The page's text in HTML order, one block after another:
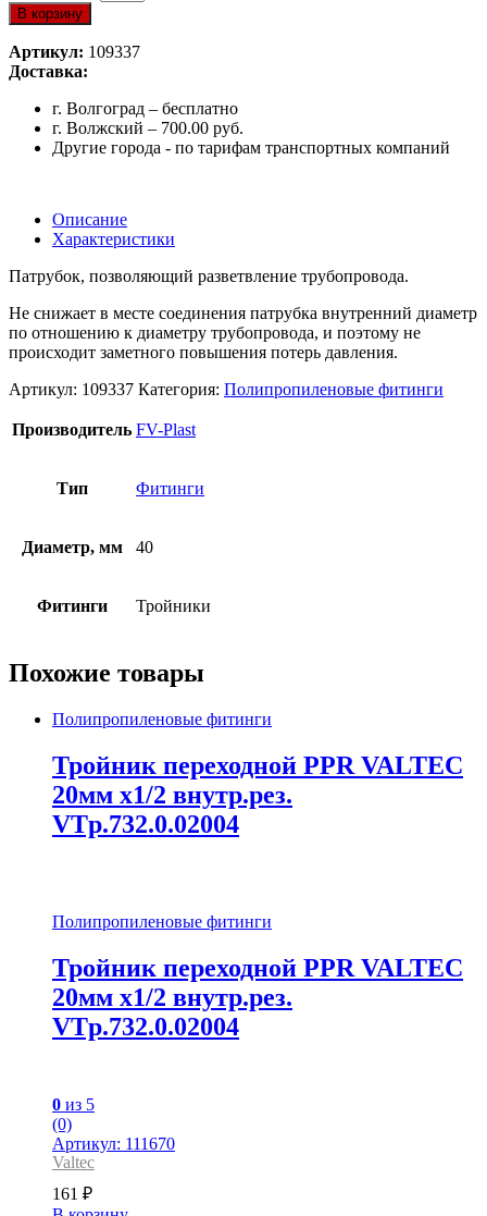
В корзину
Артикул: 109337
Доставка:
г. Волгоград – бесплатно
г. Волжский – 700.00 руб.
Другие города - по тарифам транспортных компаний
Описание
Характеристики
Патрубок, позволяющий разветвление трубопровода.
Не снижает в месте соединения патрубка внутренний диаметр
по отношению к диаметру трубопровода, и поэтому не
происходит заметного повышения потерь давления.
Артикул: 109337 Категория: Полипропиленовые фитинги
Производитель FV-Plast
Тип Фитинги
Диаметр, мм 40
Фитинги Тройники
Похожие товары
Полипропиленовые фитинги
Тройник переходной PPR VALTEC
20мм х1/2 внутр.рез.
VTp.732.0.02004
Полипропиленовые фитинги
Тройник переходной PPR VALTEC
20мм х1/2 внутр.рез.
VTp.732.0.02004
0 из 5
(0)
Артикул: 111670
Valtec
161 ₽